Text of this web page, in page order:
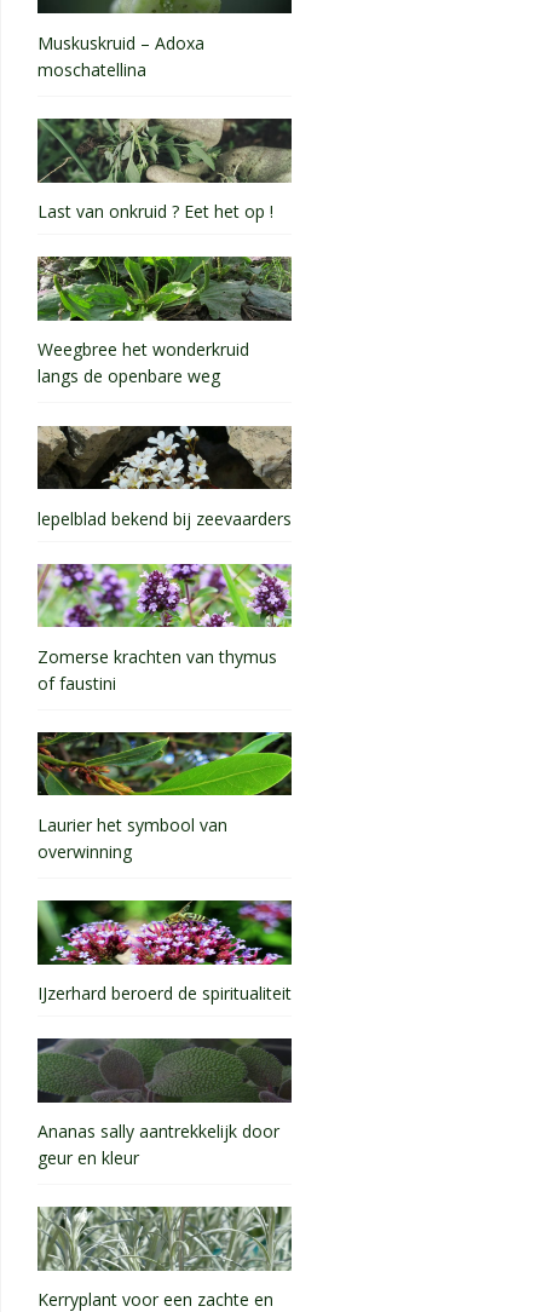
Muskuskruid – Adoxa
moschatellina
Last van onkruid ? Eet het op !
Weegbree het wonderkruid
langs de openbare weg
lepelblad bekend bij zeevaarders
Zomerse krachten van thymus
of faustini
Laurier het symbool van
overwinning
IJzerhard beroerd de spiritualiteit
Ananas sally aantrekkelijk door
geur en kleur
Kerryplant voor een zachte en